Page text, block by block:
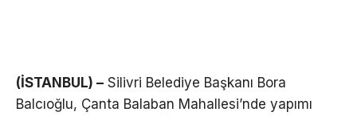
(İSTANBUL) – Silivri Belediye Başkanı Bora
Balcıoğlu, Çanta Balaban Mahallesi’nde yapımı